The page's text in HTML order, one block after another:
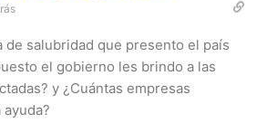
de salubridad que presento el país
el gobierno les brindo a las
y ¿Cuántas empresas